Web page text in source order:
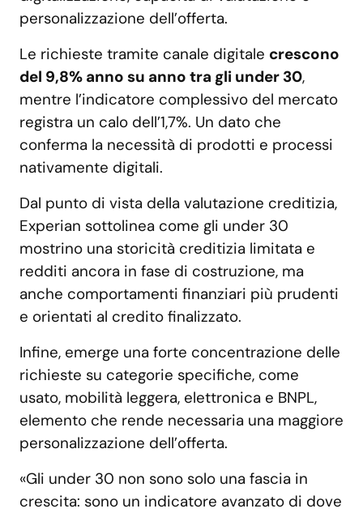
personalizzazione dell’offerta.
Le richieste tramite canale digitale crescono
del 9,8% anno su anno tra gli under 30,
mentre l’indicatore complessivo del mercato
registra un calo dell’1,7%. Un dato che
conferma la necessità di prodotti e processi
nativamente digitali.
Dal punto di vista della valutazione creditizia,
Experian sottolinea come gli under 30
mostrino una storicità creditizia limitata e
redditi ancora in fase di costruzione, ma
anche comportamenti finanziari più prudenti
e orientati al credito finalizzato.
Infine, emerge una forte concentrazione delle
richieste su categorie specifiche, come
usato, mobilità leggera, elettronica e BNPL,
elemento che rende necessaria una maggiore
personalizzazione dell’offerta.
«Gli under 30 non sono solo una fascia in
crescita: sono un indicatore avanzato di dove